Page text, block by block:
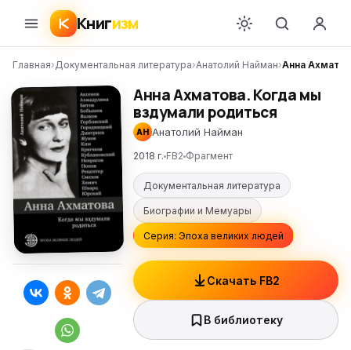
Книгизм
Главная›Документальная литература›Анатолий Найман›Анна
Анна Ахматова. Когда мы
вздумали родиться
АН Анатолий Найман
2018 г. FB2 Фрагмент
Документальная литература
Биографии и Мемуары
Серия: Эпоха великих людей
Скачать FB2
В библиотеку